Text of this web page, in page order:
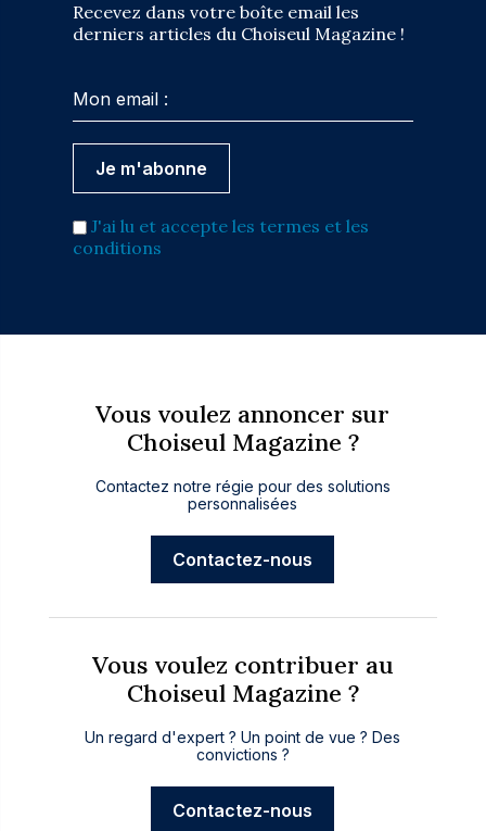
Recevez dans votre boîte email les
derniers articles du Choiseul Magazine !
J'ai lu et accepte les termes et les
conditions
Vous voulez annoncer sur
Choiseul Magazine ?
Contactez notre régie pour des solutions
personnalisées
Contactez-nous
Vous voulez contribuer au
Choiseul Magazine ?
Un regard d'expert ? Un point de vue ? Des
convictions ?
Contactez-nous